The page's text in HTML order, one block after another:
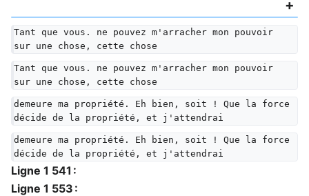
Tant que vous. ne pouvez m'arracher mon pouvoir
sur une chose, cette chose
Tant que vous. ne pouvez m'arracher mon pouvoir
sur une chose, cette chose
demeure ma propriété. Eh bien, soit ! Que la force
décide de la propriété, et j'attendrai
demeure ma propriété. Eh bien, soit ! Que la force
décide de la propriété, et j'attendrai
Ligne 1 541 :
Ligne 1 553 :